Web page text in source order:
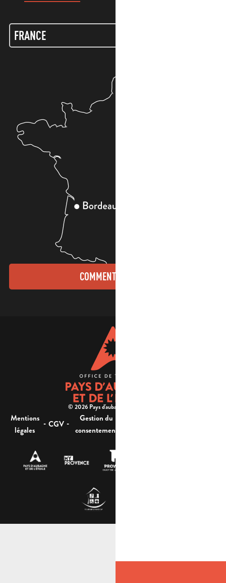
COMMENT VENIR ?
© 2026 Pays d'aubagne et de l'étoile -
Mentions
légales
- CGV -
Gestion du
consentement